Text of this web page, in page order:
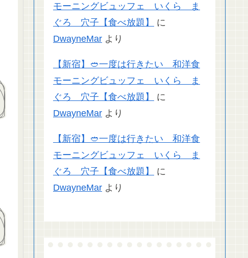
モーニングビュッフェ いくら ま
ぐろ 穴子【食べ放題】
に
DwayneMar より
【新宿】🥙一度は行きたい 和洋食
モーニングビュッフェ いくら ま
ぐろ 穴子【食べ放題】
に
DwayneMar より
【新宿】🥙一度は行きたい 和洋食
モーニングビュッフェ いくら ま
ぐろ 穴子【食べ放題】
に
DwayneMar より